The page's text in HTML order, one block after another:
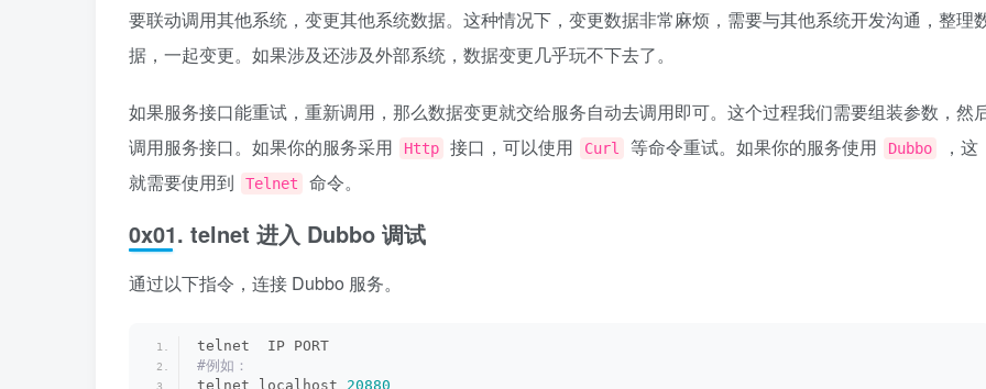
要联动调用其他系统，变更其他系统数据。这种情况下，变更数据非常麻烦，需要与其他系统开发沟通，整理
据，一起变更。如果涉及还涉及外部系统，数据变更几乎玩不下去了。
如果服务接口能重试，重新调用，那么数据变更就交给服务自动去调用即可。这个过程我们需要组装参数，然
调用服务接口。如果你的服务采用
Http 接口，可以使用 Curl 等命令重试。如果你的服务使用 Dubbo
，这
就需要使用到
Telnet 命令。
0x01. telnet 进入 Dubbo 调试
通过以下指令，连接 Dubbo 服务。
telnet  IP PORT
#例如：
telnet localhost 20880